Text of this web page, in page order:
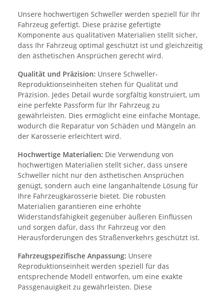
Unsere hochwertigen Schweller werden speziell für Ihr
Fahrzeug gefertigt. Diese präzise gefertigte
Komponente aus qualitativen Materialien stellt sicher,
dass Ihr Fahrzeug optimal geschützt ist und gleichzeitig
den ästhetischen Ansprüchen gerecht wird.
Qualität und Präzision: Unsere Schweller-
Reproduktionseinheiten stehen für Qualität und
Präzision. Jedes Detail wurde sorgfältig konstruiert, um
eine perfekte Passform für Ihr Fahrzeug zu
gewährleisten. Dies ermöglicht eine einfache Montage,
wodurch die Reparatur von Schäden und Mängeln an
der Karosserie erleichtert wird.
Hochwertige Materialien: Die Verwendung von
hochwertigen Materialien stellt sicher, dass unsere
Schweller nicht nur den ästhetischen Ansprüchen
genügt, sondern auch eine langanhaltende Lösung für
Ihre Fahrzeugkarosserie bietet. Die robusten
Materialien garantieren eine erhöhte
Widerstandsfähigkeit gegenüber äußeren Einflüssen
und sorgen dafür, dass Ihr Fahrzeug vor den
Herausforderungen des Straßenverkehrs geschützt ist.
Fahrzeugspezifische Anpassung: Unsere
Reproduktionseinheit werden speziell für das
entsprechende Modell entworfen, um eine exakte
Passgenauigkeit zu gewährleisten. Diese